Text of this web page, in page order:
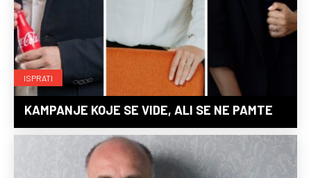
ISPRATI
KAMPANJE KOJE SE VIDE, ALI SE NE PAMTE